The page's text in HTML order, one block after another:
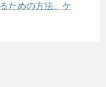
ための方法。ケ